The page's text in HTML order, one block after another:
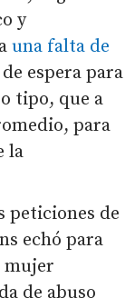
y
una falta de
espera para
tipo, que a
para
la
peticiones de
echó para
mujer
de abuso